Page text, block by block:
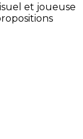
et joueuse